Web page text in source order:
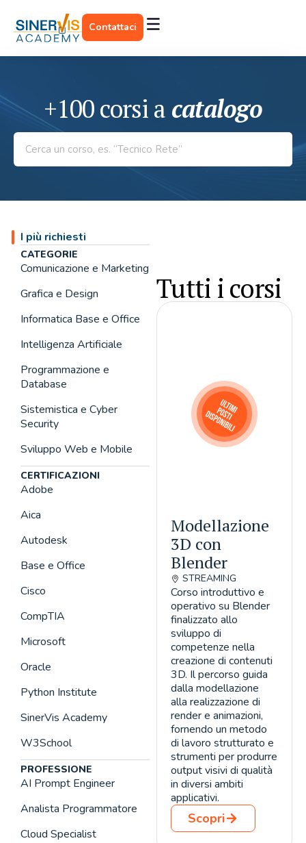
Contattaci
+100 corsi a catalogo
I più richiesti
CATEGORIE
Comunicazione e Marketing
Grafica e Design
Informatica Base e Office
Intelligenza Artificiale
Programmazione e
Database
Sistemistica e Cyber
Security
Sviluppo Web e Mobile
CERTIFICAZIONI
Adobe
Aica
Autodesk
Base e Office
Cisco
CompTIA
Microsoft
Oracle
Python Institute
SinerVis Academy
W3School
PROFESSIONE
AI Prompt Engineer
Analista Programmatore
Cloud Specialist
Tutti i corsi
Modellazione
3D con
Blender
STREAMING
Corso introduttivo e
operativo su Blender
finalizzato allo
sviluppo di
competenze nella
creazione di contenuti
3D. Il percorso guida
dalla modellazione
alla realizzazione di
render e animazioni,
fornendo un metodo
di lavoro strutturato e
strumenti per produrre
output visivi di qualità
in diversi ambiti
applicativi.
Scopri